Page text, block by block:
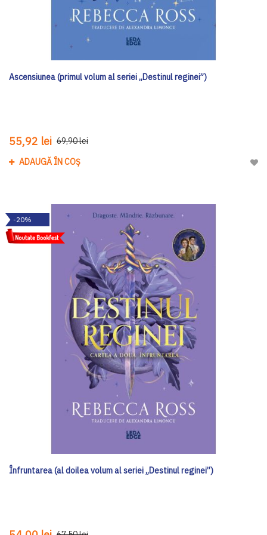
Ascensiunea (primul volum al seriei „Destinul reginei”)
55,92 lei 69,90 lei
ADAUGĂ ÎN COȘ
-20%
Înfruntarea (al doilea volum al seriei „Destinul reginei”)